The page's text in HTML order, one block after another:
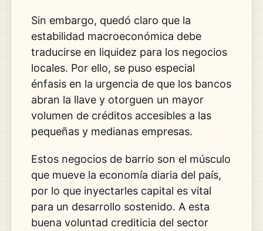
Sin embargo, quedó claro que la
estabilidad macroeconómica debe
traducirse en liquidez para los negocios
locales. Por ello, se puso especial
énfasis en la urgencia de que los bancos
abran la llave y otorguen un mayor
volumen de créditos accesibles a las
pequeñas y medianas empresas.
Estos negocios de barrio son el músculo
que mueve la economía diaria del país,
por lo que inyectarles capital es vital
para un desarrollo sostenido. A esta
buena voluntad crediticia del sector